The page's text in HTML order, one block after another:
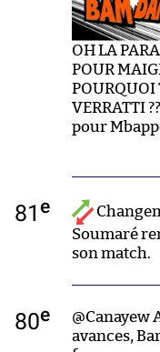
OH LA
POUR
POURQUOI
VERRATTI
pour
81 e
Soumaré
son match.
80e
@Canayew
avances,